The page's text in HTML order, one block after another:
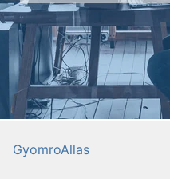
GyomroAllas